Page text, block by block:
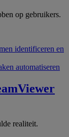
op gebruikers.
identificeren en
automatiseren
realiteit.